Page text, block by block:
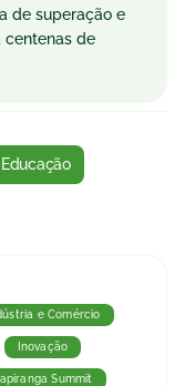
de superação e
centenas de
Educação
e Comércio
Inovação
Summit